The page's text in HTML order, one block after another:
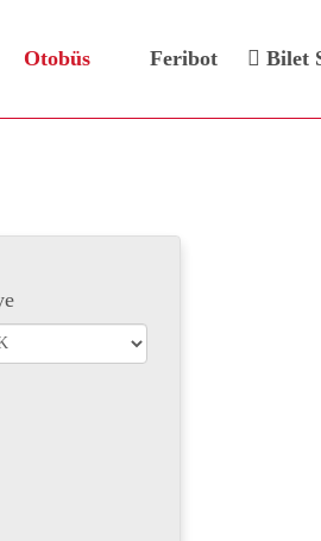
Otobüs Feribot Bilet